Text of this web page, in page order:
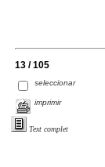
13 / 105
seleccionar
imprimir
Text complet